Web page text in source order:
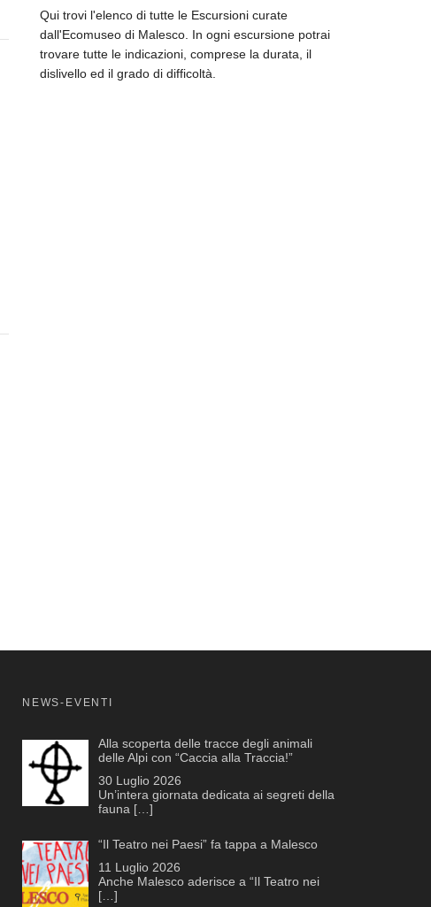
Qui trovi l'elenco di tutte le Escursioni curate
dall'Ecomuseo di Malesco. In ogni escursione potrai
trovare tutte le indicazioni, comprese la durata, il
dislivello ed il grado di difficoltà.
NEWS-EVENTI
Alla scoperta delle tracce degli animali
delle Alpi con “Caccia alla Traccia!”
30 Luglio 2026
Un’intera giornata dedicata ai segreti della
fauna […]
“Il Teatro nei Paesi” fa tappa a Malesco
11 Luglio 2026
Anche Malesco aderisce a “Il Teatro nei
[…]